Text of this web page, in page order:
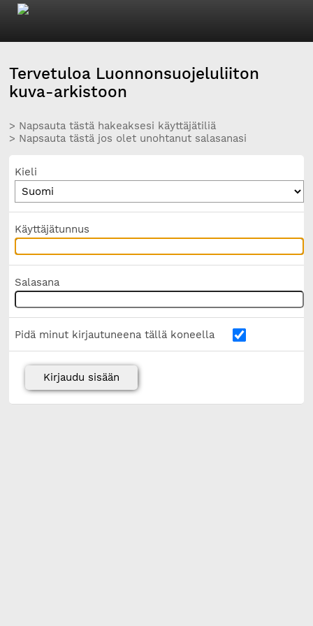
Tervetuloa Luonnonsuojeluliiton
kuva-arkistoon
> Napsauta tästä hakeaksesi käyttäjätiliä
> Napsauta tästä jos olet unohtanut salasanasi
Kieli
Käyttäjätunnus
Salasana
Pidä minut kirjautuneena tällä koneella